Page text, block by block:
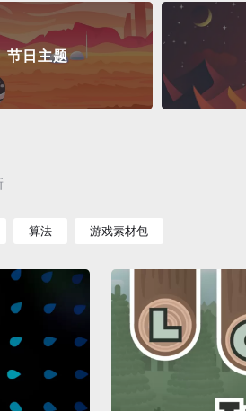
节日主题
算法 游戏素材包